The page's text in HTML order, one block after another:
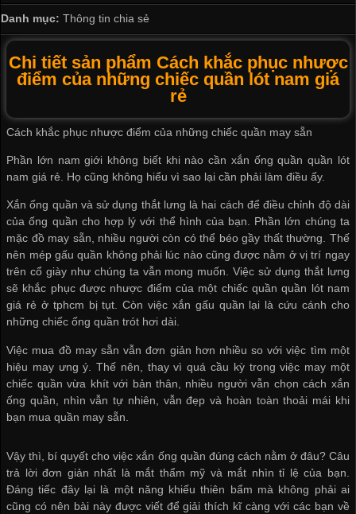
Danh mục: Thông tin chia sẻ
Chi tiết sản phẩm Cách khắc phục nhược
điểm của những chiếc quần lót nam giá
rẻ
Cách khắc phục nhược điểm của những chiếc quần may sẵn
Phần lớn nam giới không biết khi nào cần xắn ống quầnquần lót
nam giá rẻ . Họ cũng không hiểu vì sao lại cần phải làm điều ấy.
Xắn ống quần và sử dụng thắt lưng là hai cách để điều chỉnh độ dài
của ống quần cho hợp lý với thể hình của bạn. Phần lớn chúng ta
mặc đồ may sẵn, nhiều người còn có thể béo gầy thất thường. Thế
nên mép gấu quần không phải lúc nào cũng được nằm ở vị trí ngay
trên cổ giày như chúng ta vẫn mong muốn. Việc sử dụng thắt lưng
sẽ khắc phục được nhược điểm của một chiếc quầnquần lót nam
giá rẻ ở tphcm bị tụt. Còn việc xắn gấu quần lại là cứu cánh cho
những chiếc ống quần trót hơi dài.
Việc mua đồ may sẵn vẫn đơn giản hơn nhiều so với việc tìm một
hiệu may ưng ý. Thế nên, thay vì quá cầu kỳ trong việc may một
chiếc quần vừa khít với bản thân, nhiều người vẫn chọn cách xắn
ống quần, nhìn vẫn tự nhiên, vẫn đẹp và hoàn toàn thoải mái khi
bạn mua quần may sẵn.
Vậy thì, bí quyết cho việc xắn ống quần đúng cách nằm ở đâu? Câu
trả lời đơn giản nhất là mắt thẩm mỹ và mắt nhìn tỉ lệ của bạn.
Đáng tiếc đây lại là một năng khiếu thiên bẩm mà không phải ai
cũng có nên bài này được viết để giải thích kĩ càng với các bạn về